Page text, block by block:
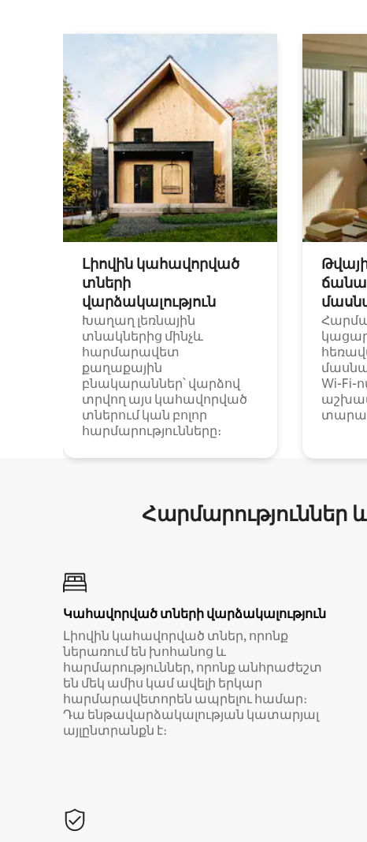
Լիովին կահավորված
տների
վարձակալություն
Խաղաղ լեռնային
տնակներից մինչև
հարմարավետ
քաղաքային
բնակարաններ՝ վարձով
տրվող այս կահավորված
տներում կան բոլոր
հարմարությունները։
Wi-Fi-
Հարմարություններ
Կահավորված տների վարձակալություն
Լիովին կահավորված տներ, որոնք
ներառում են խոհանոց և
հարմարություններ, որոնք անհրաժեշտ
են մեկ ամիս կամ ավելի երկար
հարմարավետորեն ապրելու համար։
Դա ենթավարձակալության կատարյալ
այլընտրանքն է։